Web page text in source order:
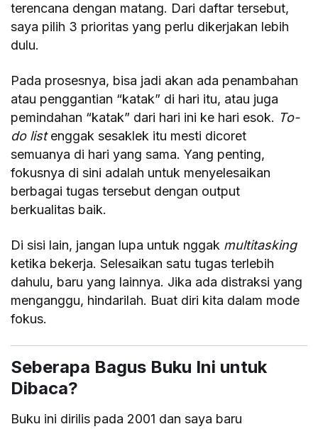
terencana dengan matang. Dari daftar tersebut,
saya pilih 3 prioritas yang perlu dikerjakan lebih
dulu.
Pada prosesnya, bisa jadi akan ada penambahan
atau penggantian “katak” di hari itu, atau juga
pemindahan “katak” dari hari ini ke hari esok. To-
do listenggak sesaklek itu mesti dicoret
semuanya di hari yang sama. Yang penting,
fokusnya di sini adalah untuk menyelesaikan
berbagai tugas tersebut dengan output
berkualitas baik.
Di sisi lain, jangan lupa untuk nggak multitasking
ketika bekerja. Selesaikan satu tugas terlebih
dahulu, baru yang lainnya. Jika ada distraksi yang
menganggu, hindarilah. Buat diri kita dalam mode
fokus.
Seberapa Bagus Buku Ini untuk
Dibaca?
Buku ini dirilis pada 2001 dan saya baru